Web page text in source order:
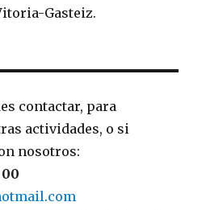
Gasteiz.
contactar, para
actividades, o si
nosotros:
00